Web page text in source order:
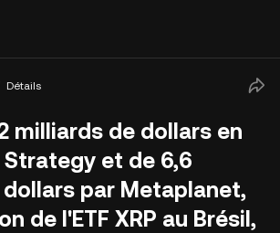
Détails
milliards de dollars en
et de 6,6
par Metaplanet,
de l'ETF XRP au Brésil,